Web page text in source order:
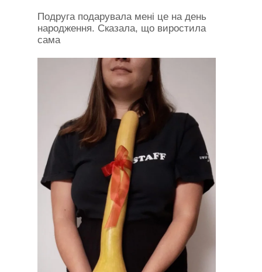
Подруга подарувала мені це на день
народження. Сказала, що виростила
сама